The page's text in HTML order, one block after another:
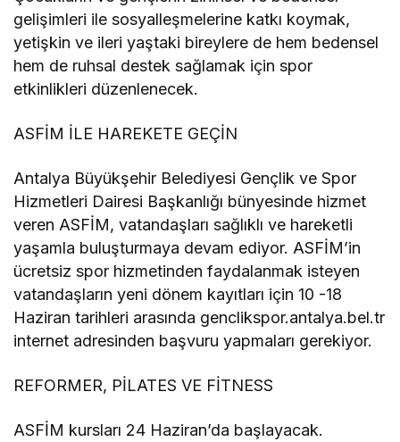
gelişimleri ile sosyalleşmelerine katkı koymak,
yetişkin ve ileri yaştaki bireylere de hem bedensel
hem de ruhsal destek sağlamak için spor
etkinlikleri düzenlenecek.
ASFİM İLE HAREKETE GEÇİN
Antalya Büyükşehir Belediyesi Gençlik ve Spor
Hizmetleri Dairesi Başkanlığı bünyesinde hizmet
veren ASFİM, vatandaşları sağlıklı ve hareketli
yaşamla buluşturmaya devam ediyor. ASFİM’in
ücretsiz spor hizmetinden faydalanmak isteyen
vatandaşların yeni dönem kayıtları için 10 -18
Haziran tarihleri arasında genclikspor.antalya.bel.tr
internet adresinden başvuru yapmaları gerekiyor.
REFORMER, PİLATES VE FİTNESS
ASFİM kursları 24 Haziran’da başlayacak.